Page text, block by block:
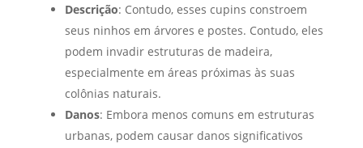
Descrição: Contudo, esses cupins constroem
seus ninhos em árvores e postes. Contudo, eles
podem invadir estruturas de madeira,
especialmente em áreas próximas às suas
colônias naturais.
Danos: Embora menos comuns em estruturas
urbanas, podem causar danos significativos